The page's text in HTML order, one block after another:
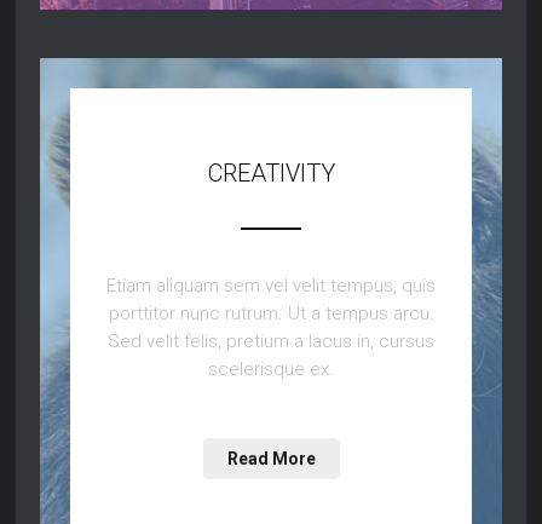
CREATIVITY
Etiam aliquam sem vel velit tempus, quis
porttitor nunc rutrum. Ut a tempus arcu.
Sed velit felis, pretium a lacus in, cursus
scelerisque ex.
Read More